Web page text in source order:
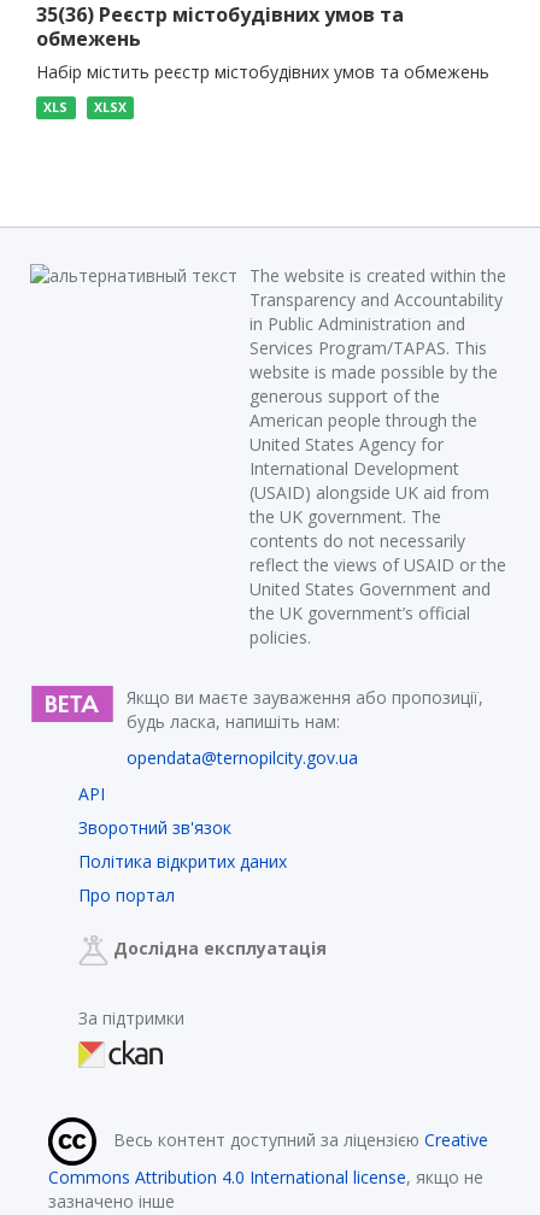
35(36) Реєстр містобудівних умов та
обмежень
Набір містить реєстр містобудівних умов та обмежень
XLS XLSX
The website is created within the
Transparency and Accountability
in Public Administration and
Services Program/TAPAS. This
website is made possible by the
generous support of the
American people through the
United States Agency for
International Development
(USAID) alongside UK aid from
the UK government. The
contents do not necessarily
reflect the views of USAID or the
United States Government and
the UK government’s official
policies.
Якщо ви маєте зауваження або пропозиції,
будь ласка, напишіть нам:
opendata@ternopilcity.gov.ua
API
Зворотний зв'язок
Політика відкритих даних
Про портал
Дослідна експлуатація
За підтримки
Весь контент доступний за ліцензією Creative
Commons Attribution 4.0 International license, якщо не
зазначено інше